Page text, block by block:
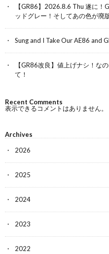
【GR86】2026.8.6 Thu 遂に！
ッドグレー！そしてあの色が廃
Sung and I Take Our AE86 and
【GR86改良】値上げナシ！な
て！
Recent Comments
表示できるコメントはありません。
Archives
2026
2025
2024
2023
2022